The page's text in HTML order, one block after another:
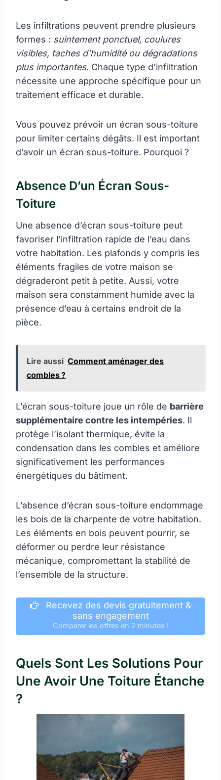
Les infiltrations peuvent prendre plusieurs
formes : suintement ponctuel, coulures
visibles, taches d’humidité ou dégradations
plus importantes. Chaque type d’infiltration
nécessite une approche spécifique pour un
traitement efficace et durable.
Vous pouvez prévoir un écran sous-toiture
pour limiter certains dégâts. Il est important
d’avoir un écran sous-toiture. Pourquoi ?
Absence D’un Écran Sous-
Toiture
Une absence d’écran sous-toiture peut
favoriser l’infiltration rapide de l’eau dans
votre habitation. Les plafonds y compris les
éléments fragiles de votre maison se
dégraderont petit à petite. Aussi, votre
maison sera constamment humide avec la
présence d’eau à certains endroit de la
pièce.
Lire aussi Comment aménager des
combles ?
L’écran sous-toiture joue un rôle de barrière
supplémentaire contre les intempéries. Il
protège l’isolant thermique, évite la
condensation dans les combles et améliore
significativement les performances
énergétiques du bâtiment.
L’absence d’écran sous-toiture endommage
les bois de la charpente de votre habitation.
Les éléments en bois peuvent pourrir, se
déformer ou perdre leur résistance
mécanique, compromettant la stabilité de
l’ensemble de la structure.
Recevez des devis gratuitement &
sans engagement
Comparer les offres en 2 minutes !
Quels Sont Les Solutions Pour
Une Avoir Une Toiture Étanche
?